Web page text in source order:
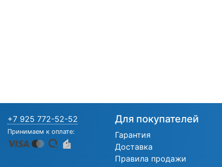
+7 925 772-52-52
Принимаем к оплате:
Для покупателей
Гарантия
Доставка
Правила продажи